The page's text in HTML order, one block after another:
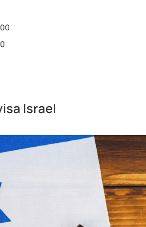
Israel